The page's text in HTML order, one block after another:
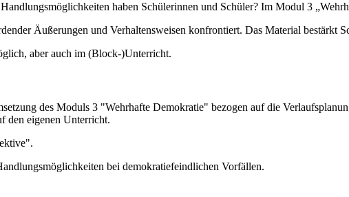
haben Schülerinnen und Schüler? Im Modul 3
Äußerungen und Verhaltensweisen konfrontiert. Das Material bestärkt
aber auch im (Block-)Unterricht.
des Moduls 3 "Wehrhafte Demokratie" bezogen auf die
den eigenen Unterricht.
bei demokratiefeindlichen Vorfällen.